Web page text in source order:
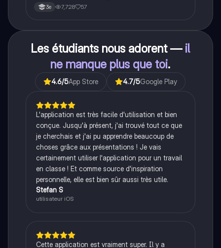
3e 7,728 57
Les étudiants nous adorent — il
ne manque plus que toi.
4.6/5App Store 4.7/5Google Play
L'application est très facile d'utilisation et bien
conçue. Jusqu'à présent, j'ai trouvé tout ce que
je cherchais et j'ai pu apprendre beaucoup de
choses grâce aux présentations ! Je vais
certainement utiliser l'application pour un travail
en classe ! Et comme source d'inspiration
personnelle, elle est bien sûr aussi très utile.
Stefan S
utilisateur iOS
Cette application est vraiment super. Il y a